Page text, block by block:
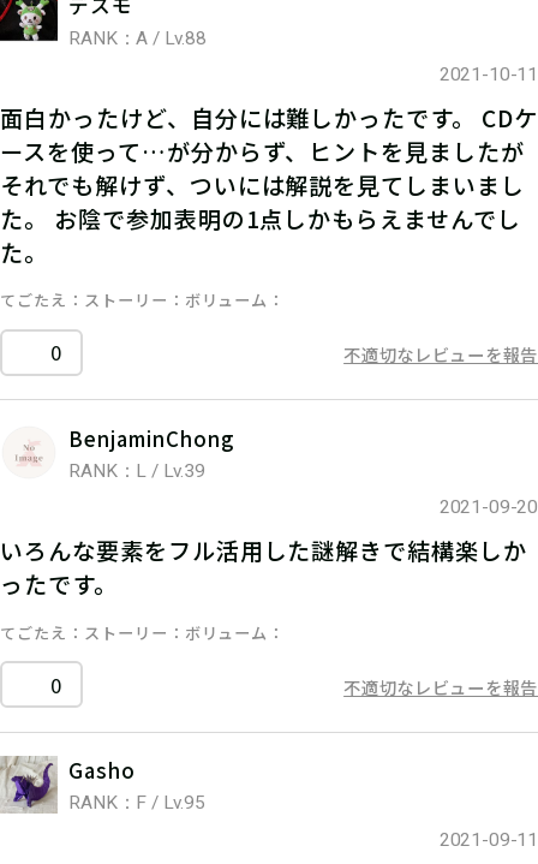
RANK：A / Lv.88
2021-10-11
面白かったけど、自分には難しかったです。 CDケ
ースを使って…が分からず、ヒントを見ましたが
それでも解けず、ついには解説を見てしまいまし
た。 お陰で参加表明の1点しかもらえませんでし
た。
てごたえ ストーリー ボリューム
0 不適切なレビューを報告
BenjaminChong
RANK：L / Lv.39
2021-09-20
いろんな要素をフル活用した謎解きで結構楽しか
ったです。
てごたえ ストーリー ボリューム
0 不適切なレビューを報告
Gasho
RANK：F / Lv.95
2021-09-11